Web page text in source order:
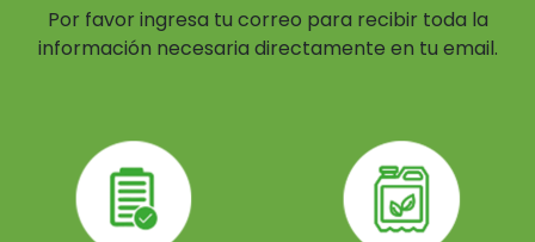
Por favor ingresa tu correo para recibir toda la
información necesaria directamente en tu email.